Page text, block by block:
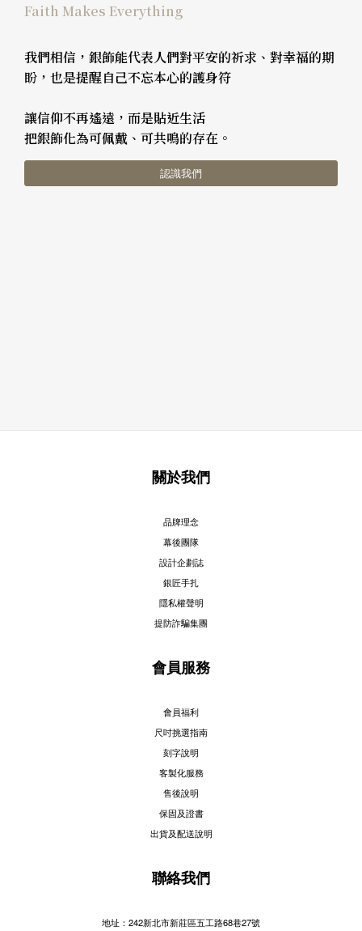
Faith Makes Everything
我們相信，銀飾能代表人們對平安的祈求、對幸福的期
盼，也是提醒自己不忘本心的護身符
讓信仰不再遙遠，而是貼近生活
把銀飾化為可佩戴、可共鳴的存在。
認識我們
關於我們
品牌理念
幕後團隊
設計企劃誌
銀匠手扎
隱私權聲明
提防詐騙集團
會員服務
會員福利
尺吋挑選指南
刻字說明
客製化服務
售後說明
保固及證書
出貨及配送說明
聯絡我們
地址：242新北市新莊區五工路68巷27號